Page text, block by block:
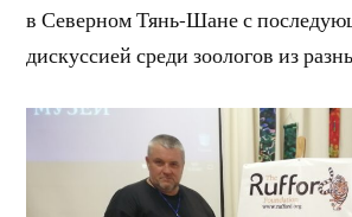
в Северном Тянь-Шане с
дискуссией среди зоологов из